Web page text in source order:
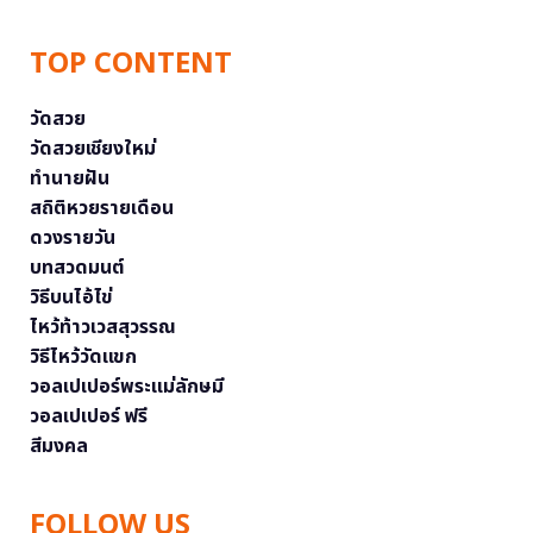
TOP CONTENT
วัดสวย
วัดสวยเชียงใหม่
ทำนายฝัน
สถิติหวยรายเดือน
ดวงรายวัน
บทสวดมนต์
วิธีบนไอ้ไข่
ไหว้ท้าวเวสสุวรรณ
วิธีไหว้วัดแขก
วอลเปเปอร์พระแม่ลักษมี
วอลเปเปอร์ ฟรี
สีมงคล